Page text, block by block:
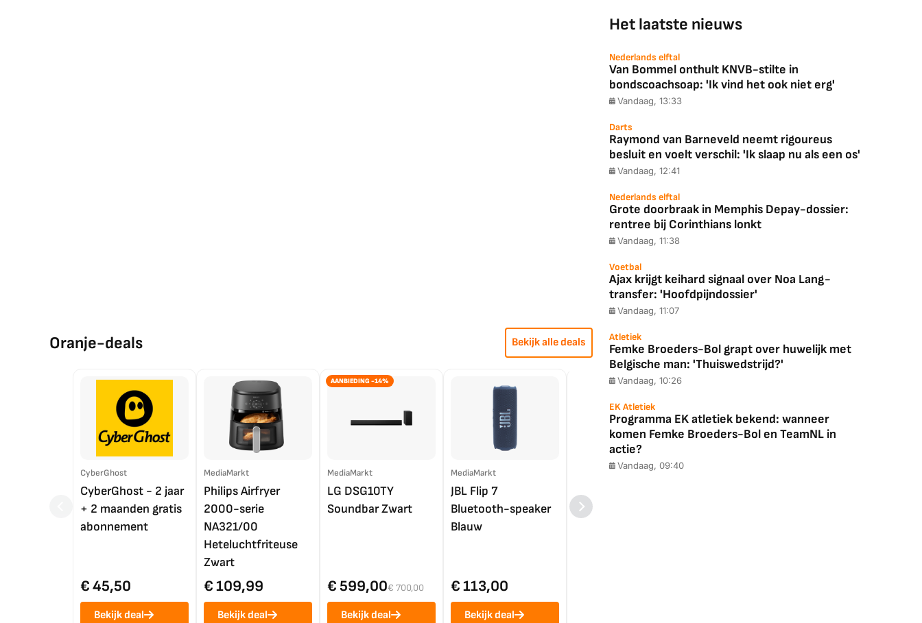
Oranje-deals Bekijk alle deals
CyberGhost
CyberGhost - 2 jaar
+ 2 maanden gratis
abonnement
€ 45,50
Bekijk deal
MediaMarkt
Philips Airfryer
2000-serie
NA321/00
Heteluchtfriteuse
Zwart
€ 109,99
Bekijk deal
AANBIEDING -14%
MediaMarkt
LG DSG10TY
Soundbar Zwart
€ 599,00€ 700,00
Bekijk deal
MediaMarkt
JBL Flip 7
Bluetooth-speaker
Blauw
€ 113,00
Bekijk deal
4K TV (2025)
Het laatste nieuws
Nederlands elftal
Van Bommel onthult KNVB-stilte in
bondscoachsoap: 'Ik vind het ook niet erg'
Vandaag, 13:33
Darts
Raymond van Barneveld neemt rigoureus
besluit en voelt verschil: 'Ik slaap nu als een os'
Vandaag, 12:41
Nederlands elftal
Grote doorbraak in Memphis Depay-dossier:
rentree bij Corinthians lonkt
Vandaag, 11:38
Voetbal
Ajax krijgt keihard signaal over Noa Lang-
transfer: 'Hoofdpijndossier'
Vandaag, 11:07
Atletiek
Femke Broeders-Bol grapt over huwelijk met
Belgische man: 'Thuiswedstrijd?'
Vandaag, 10:26
EK Atletiek
Programma EK atletiek bekend: wanneer
komen Femke Broeders-Bol en TeamNL in
actie?
Vandaag, 09:40